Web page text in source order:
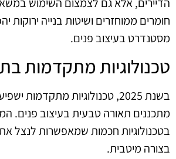
חומרים ממוחזרים ושיטות בנייה ירוקות
מסטנדרט בעיצוב פנים.
טכנולוגיות מתקדמות
בשנת 2025, טכנולוגיות מתקדמות
מתכננים תאורה טבעית בעיצוב פנים.
בטכנולוגיות חכמות שמאפשרות לנצל
בצורה מיטבית.